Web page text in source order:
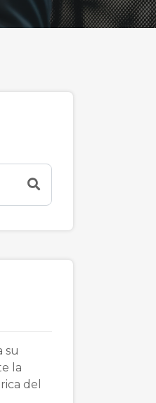
su
la
del